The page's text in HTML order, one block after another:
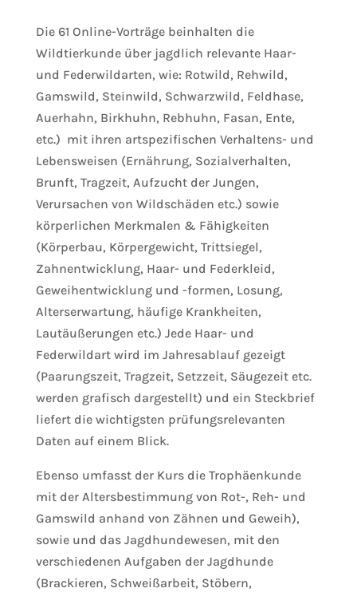
Die 61 Online-Vorträge beinhalten die
Wildtierkunde über jagdlich relevante Haar-
und Federwildarten, wie: Rotwild, Rehwild,
Gamswild, Steinwild, Schwarzwild, Feldhase,
Auerhahn, Birkhuhn, Rebhuhn, Fasan, Ente,
etc.) mit ihren artspezifischen Verhaltens- und
Lebensweisen (Ernährung, Sozialverhalten,
Brunft, Tragzeit, Aufzucht der Jungen,
Verursachen von Wildschäden etc.) sowie
körperlichen Merkmalen & Fähigkeiten
(Körperbau, Körpergewicht, Trittsiegel,
Zahnentwicklung, Haar- und Federkleid,
Geweihentwicklung und -formen, Losung,
Alterserwartung, häufige Krankheiten,
Lautäußerungen etc.) Jede Haar- und
Federwildart wird im Jahresablauf gezeigt
(Paarungszeit, Tragzeit, Setzzeit, Säugezeit etc.
werden grafisch dargestellt) und ein Steckbrief
liefert die wichtigsten prüfungsrelevanten
Daten auf einem Blick.
Ebenso umfasst der Kurs die Trophäenkunde
mit der Altersbestimmung von Rot-, Reh- und
Gamswild anhand von Zähnen und Geweih),
sowie und das Jagdhundewesen, mit den
verschiedenen Aufgaben der Jagdhunde
(Brackieren, Schweißarbeit, Stöbern,